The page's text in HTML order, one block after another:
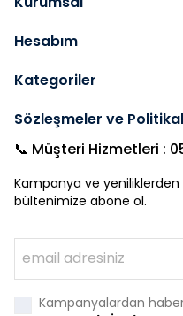
Hesabım
Kategoriler
Sözleşmeler ve
📞 Müşteri Hizmetleri :
Kampanya ve
bültenimize abone ol.
Kampanyalardan